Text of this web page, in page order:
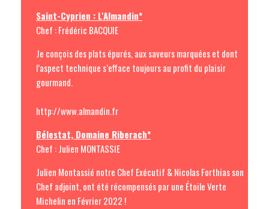
Saint-Cyprien : L'Almandin*
Chef : Frédéric BACQUIE
Je conçois des plats épurés, aux saveurs marquées et dont
l’aspect technique s’efface toujours au profit du plaisir
gourmand.
http://www.almandin.fr
Bélestat, Domaine Riberach*
Chef : Julien MONTASSIE
Julien Montassié notre Chef Exécutif & Nicolas Forthias son
Chef adjoint, ont été récompensés par une Étoile Verte
Michelin en Février 2022 !